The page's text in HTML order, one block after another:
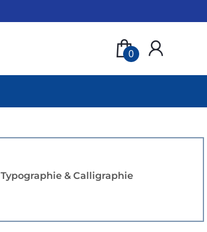
0
Typographie & Calligraphie